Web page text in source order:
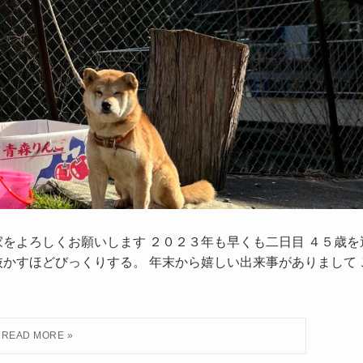
よろしくお願いします ２０２３年も早くも二日目 ４５歳を
すほどびっくりする。 年末から嬉しい出来事がありまして